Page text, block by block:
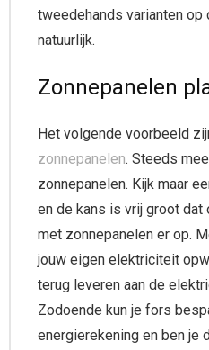
tweedehands varianten op
natuurlijk.
Zonnepanelen
Het volgende voorbeeld
zonnepanelen. Steeds
zonnepanelen. Kijk maar
en de kans is vrij groot dat
met zonnepanelen er op.
jouw eigen elektriciteit
terug leveren aan de
Zodoende kun je fors
energierekening en ben